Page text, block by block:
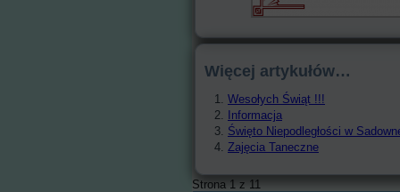
Więcej artykułów…
Wesołych Świąt !!!
Informacja
Święto Niepodległości w
Zajęcia Taneczne
Strona 1 z 11